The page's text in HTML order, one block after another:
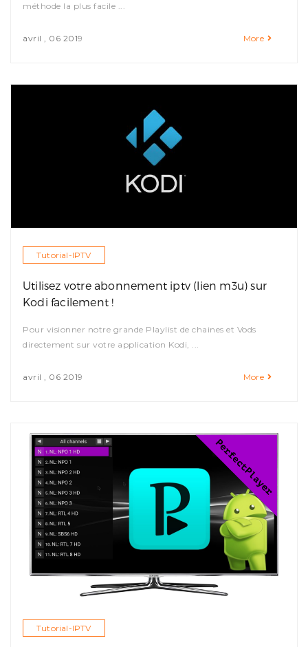
méthode la plus facile ...
avril , 06 2019 More
Tutorial-IPTV
Utilisez votre abonnement iptv (lien m3u) sur
Kodi facilement !
Pour visionner notre grande Playlist de chaines et Vods
directement sur votre application Kodi, ...
avril , 06 2019 More
Tutorial-IPTV